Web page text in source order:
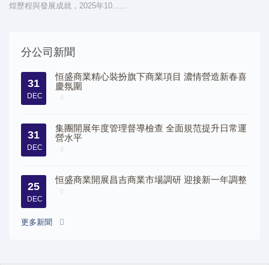
煌歷程與發展成就，2025年10......
分公司新聞
31
DEC
恒盛商業精心裝扮旗下商業項目 濃情營造新春喜
慶氛圍
31
DEC
集團開展年度管理督導檢查 全面規范提升日常運
營水平
25
DEC
恒盛商業開展昌吉商業市場調研 迎接新一年調整
更多新聞